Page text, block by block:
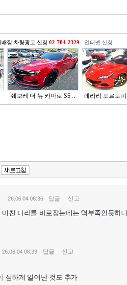
매장 차량광고 신청 02-784-2329 인터넷 신청
쉐보레 더 뉴 카마로 SS .. 페라리 포르토
26.06.04 08:36 답글 신고
미친 나라를 바로잡는데는 역부족인듯하
26.06.04 08:33 답글 신고
심하게 일어난 것도 추가